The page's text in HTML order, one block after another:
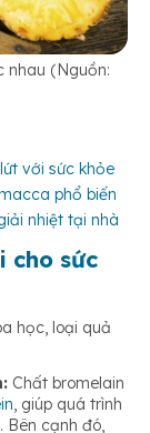
nhau (Nguồn:
với sức khỏe
phổ biến
nhiệt tại nhà
cho sức
học, loại quả
Chất bromelain
, giúp quá trình
Bên cạnh đó,